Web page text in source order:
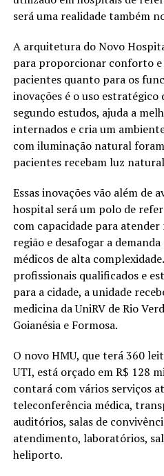
será uma realidade também
A arquitetura do Novo
para proporcionar conforto
pacientes quanto para os
inovações é o uso
segundo estudos, ajuda a
internados e cria um
com iluminação natural
pacientes recebam luz
Essas inovações vão além de
hospital será um polo de
com capacidade para
região e desafogar a
médicos de alta
profissionais qualificados e
para a cidade, a unidade
medicina da UniRV de Rio
Goianésia e Formosa.
O novo HMU, que terá 360
UTI, está orçado em R$ 128
contará com vários serviços
teleconferência médica,
auditórios, salas de
atendimento, laboratórios,
heliporto.